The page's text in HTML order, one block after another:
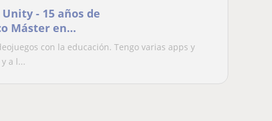
- 15 años de
Máster en
de videojuegos
con la educación. Tengo varias apps y
a l...